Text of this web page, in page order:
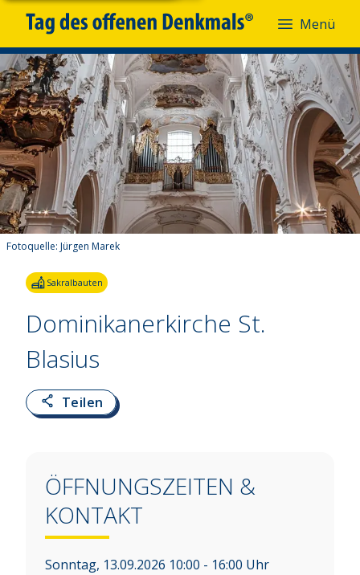
Menü
Fotoquelle: Jürgen Marek
Sakralbauten
Dominikanerkirche St.
Blasius
Teilen
ÖFFNUNGSZEITEN &
KONTAKT
Sonntag, 13.09.2026 10:00 - 16:00 Uhr